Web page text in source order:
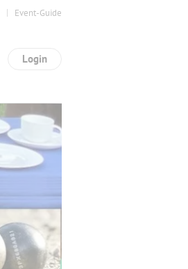
Event-Guide
Login